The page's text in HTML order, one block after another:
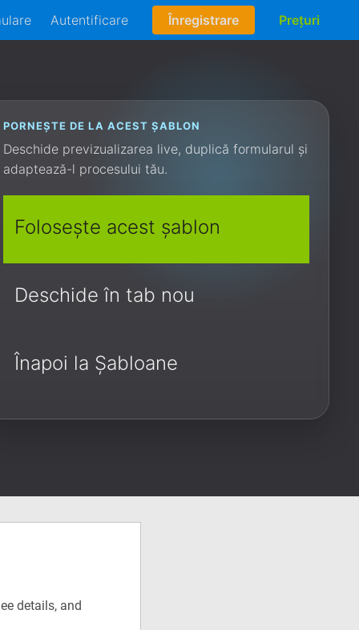
Autentificare Înregistrare Prețuri
PORNEȘTE DE LA ACEST ȘABLON
Deschide previzualizarea live, duplică formularul și
adaptează-l procesului tău.
Folosește acest șablon
Deschide în tab nou
Înapoi la Șabloane